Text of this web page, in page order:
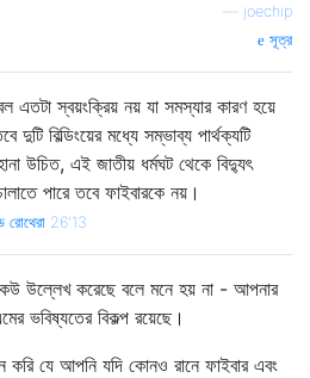
joechip
সূত্র
এতটা স্বয়ংক্রিয় নয় যা সমস্যার কারণ হয়ে
দুটি বিল্ডিংয়ের মধ্যে সম্ভাব্য পার্থক্যটি
উচিত, এই জাতীয় ধর্মঘট থেকে বিদ্যুৎ
পারে তবে ফাইবারকে নয়।
রোথেরা 26'13
উল্লেখ করেছে বলে মনে হয় না - আপনার
ভবিষ্যতের বিকল্প রয়েছে।
যে আপনি যদি কোনও রানে ফাইবার এবং